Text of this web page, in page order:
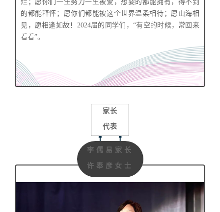
烂；愿你们一生努力一生被爱，想要的都能拥有，得不到
的都能释怀；愿你们都能被这个世界温柔相待；愿山海相
见，愿相逢如故！2024届的同学们，“有空的时候，常回来
看看”。
家长
代表
李儒易家长
许奉彦女士